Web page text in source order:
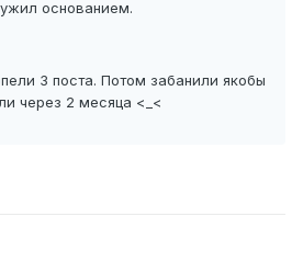
основанием.
3 поста. Потом забанили якобы
через 2 месяца <_<